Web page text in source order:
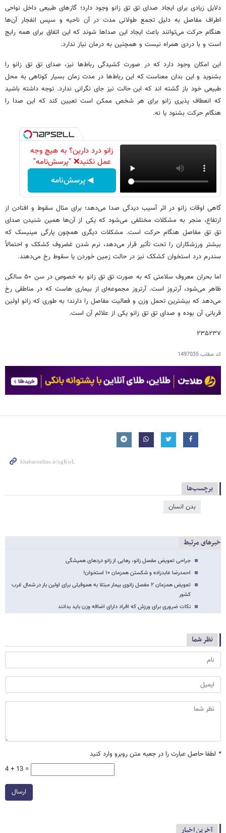
دلایل زیادی برای ایجاد صدای تق تق زانو وجود دارد؛ گازهای طبیعی داخل نواحی
اطراف مفاصل به دلیل تجمع طولانی مدت در آن ناحیه و سپس انفجار آن‌ها
هنگام حرکت می‌توانند باعث ایجاد این صداها شوند که این اتفاق برای همه رایج
است و با دردی همراه نیست و همچنین به درمان نیاز ندارد.
این امکان وجود دارد که در صورت کشیدگی رباط‌ها نیز، صدای تق تق زانو را
بشنوید و این بدان معناست که این رباط‌ها در مدت زمان بسیار کوتاهی به محل
طبیعی خود باز گشته اند که این حالت نیز جای نگرانی ندارد. توجه داشته باشید
که انعطاف پذیری زانو برای هر شخص ممکن است تعیین کند که این صدا را
هنگام حرکت بشنود یا نه.
زانو درد دارین؟ به هیچ وجه
عمل نکنید❌ "پرسش‌نامه"
◀ پرسش‌نامه
گاهی اوقات زانو در اثر آسیب دیدگی صدا می‌دهد؛ برای مثال سقوط و افتادن از
ارتفاع، منجر به مشکلات مختلفی می‌شود که یکی از آن‌ها همین شنیدن صدای
تق تق مفاصل هنگام حرکت است. مشکلات دیگری همچون پارگی مینیسک که
بیشتر ورزشکاران را تحت تأثیر قرار می‌دهد، نرم شدن غضروف کشکک و احتمالاً
سندرم درد استخوان کشکک نیز در حالت زمین خوردن یا سقوط رخ می‌دهند.
اما بحران معروف سلامتی که به صورت تق تق زانو به خصوص در سن ۵۰ سالگی
ظاهر می‌شود، آرتروز است. آرتروز مجموعه‌ای از بیماری هاست که در مناطقی رخ
می‌دهد که بیشترین تحمل وزن و فعالیت مفاصل را دارند؛ به طوری که زانو اولین
قربانی آن بوده و صدای تق تق زانو یکی از علائم آن است.
۲۳۵۲۳۷
کد مطلب1497035
برچسب‌ها
بدن انسان
خبرهای مرتبط
جراحی تعویض مفصل زانو، رهایی از زانو دردهای همیشگی
احمدرضا عابدزاده و شکستن همزمان ۱۰ استخوان!
تعویض همزمان ۲ مفصل زانوی بیمار مبتلا به هموفیلی برای اولین بار در شمال غرب
کشور
نکات ضروری برای ورزش که افراد دارای اضافه وزن باید بدانند
نظر شما
* لطفا حاصل عبارت را در جعبه متن روبرو وارد کنید
4 + 13 =
ارسال
آخرین اخبار